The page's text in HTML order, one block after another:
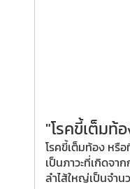
"โรคขี้เต็มท้อ
โรคขี้เต็มท้อง หรือ
เป็นภาวะที่เกิดจา
ลำไส้ใหญ่เป็นจำน